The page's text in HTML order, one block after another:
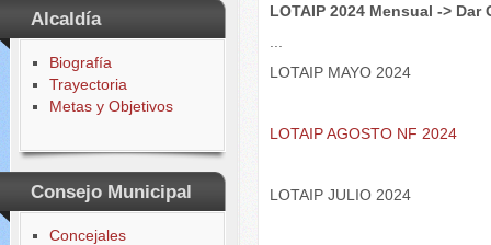
Alcaldía
Biografía
Trayectoria
Metas y Objetivos
Consejo Municipal
Concejales
LOTAIP 2024 Mensual ->
LOTAIP MAYO 2024
LOTAIP AGOSTO NF 2024
LOTAIP JULIO 2024